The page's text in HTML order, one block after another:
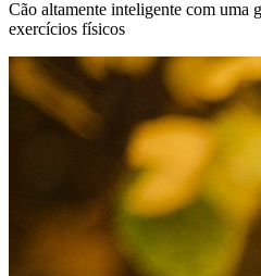
Cão altamente inteligente com uma
exercícios físicos